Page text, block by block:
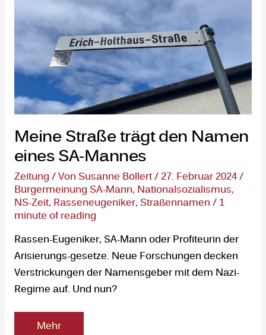
Meine Straße trägt den Namen
eines SA-Mannes
Zeitung / Von Susanne Böllert/27. Februar 2024/
Bürgermeinung SA-Mann, Nationalsozialismus,
NS-Zeit, Rasseneugeniker, Straßennamen / 1
minute of reading
Rassen-Eugeniker, SA-Mann oder Profiteurin der
Arisierungs-gesetze. Neue Forschungen decken
Verstrickungen der Namensgeber mit dem Nazi-
Regime auf. Und nun?
Mehr